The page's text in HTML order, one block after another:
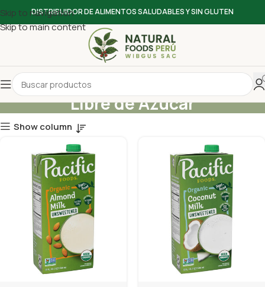
Skip to navigation
Skip to main content
DISTRIBUIDOR DE ALIMENTOS SALUDABLES Y SIN GLUTEN
Libre de Azúcar
Show column